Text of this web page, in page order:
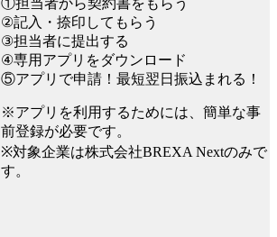
①担当者から契約書をもらう
②記入・捺印してもらう
③担当者に提出する
④専用アプリをダウンロード
⑤アプリで申請！最短翌日振込まれる！
※アプリを利用するためには、簡単な事
前登録が必要です。
※対象企業は株式会社BREXA Nextのみで
す。